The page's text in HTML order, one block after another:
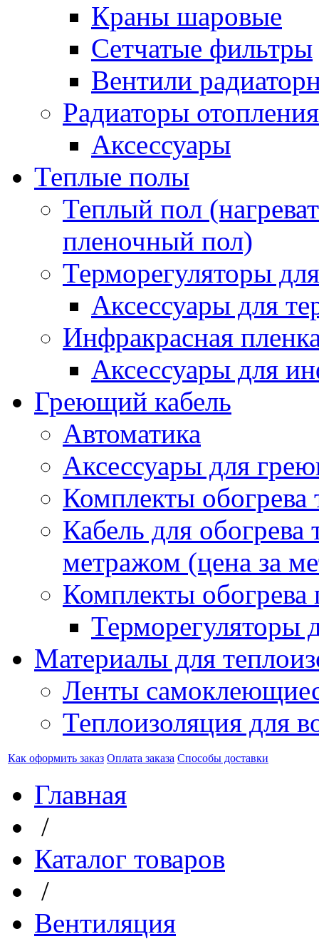
Краны шаровые
Сетчатые фильтры
Вентили
Радиаторы отопления
Аксессуары
Теплые полы
Теплый пол
пленочный пол)
Терморегуляторы
Аксессуары для
Инфракрасная
Аксессуары для
Греющий кабель
Автоматика
Аксессуары для
Комплекты обогрева
Кабель для обогрева
метражом (цена за
Комплекты обогрева
Терморегуляторы
Материалы для
Ленты
Теплоизоляция для
Как оформить заказ Оплата заказа Способы доставки
Главная
/
Каталог товаров
/
Вентиляция